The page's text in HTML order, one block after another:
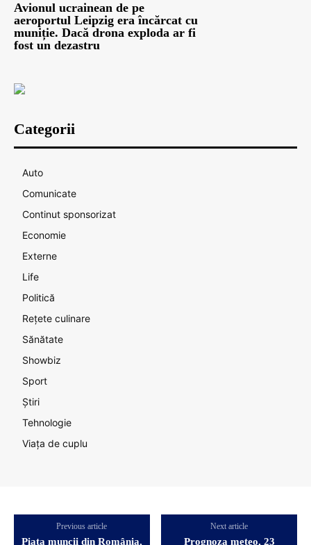
Avionul ucrainean de pe
aeroportul Leipzig era încărcat cu
muniție. Dacă drona exploda ar fi
fost un dezastru
Categorii
Auto
Comunicate
Continut sponsorizat
Economie
Externe
Life
Politică
Rețete culinare
Sănătate
Showbiz
Sport
Știri
Tehnologie
Viața de cuplu
Previous article
Piața muncii din România,
Next article
Prognoza meteo, 23